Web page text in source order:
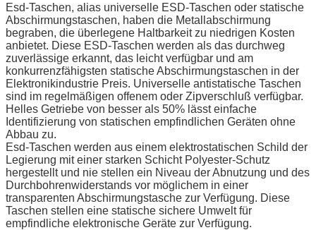
Esd-Taschen, alias universelle ESD-Taschen oder statische
Abschirmungstaschen, haben die Metallabschirmung
begraben, die überlegene Haltbarkeit zu niedrigen Kosten
anbietet. Diese ESD-Taschen werden als das durchweg
zuverlässige erkannt, das leicht verfügbar und am
konkurrenzfähigsten statische Abschirmungstaschen in der
Elektronikindustrie Preis. Universelle antistatische Taschen
sind im regelmäßigen offenem oder Zipverschluß verfügbar.
Helles Getriebe von besser als 50% lässt einfache
Identifizierung von statischen empfindlichen Geräten ohne
Abbau zu.
Esd-Taschen werden aus einem elektrostatischen Schild der
Legierung mit einer starken Schicht Polyester-Schutz
hergestellt und nie stellen ein Niveau der Abnutzung und des
Durchbohrenwiderstands vor möglichem in einer
transparenten Abschirmungstasche zur Verfügung. Diese
Taschen stellen eine statische sichere Umwelt für
empfindliche elektronische Geräte zur Verfügung.